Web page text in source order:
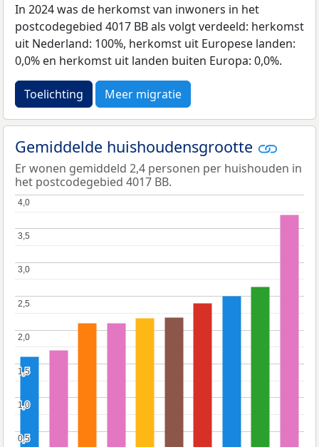
In 2024 was de herkomst van inwoners in het
postcodegebied 4017 BB als volgt verdeeld: herkomst
uit Nederland: 100%, herkomst uit Europese landen:
0,0% en herkomst uit landen buiten Europa: 0,0%.
Toelichting Meer migratie
Gemiddelde huishoudensgrootte
Er wonen gemiddeld 2,4 personen per huishouden in
het postcodegebied 4017 BB.
0,5
0,5
1,0
1,0
1,5
1,5
2,0
2,0
2,5
2,5
3,0
3,0
3,5
3,5
4,0
4,0